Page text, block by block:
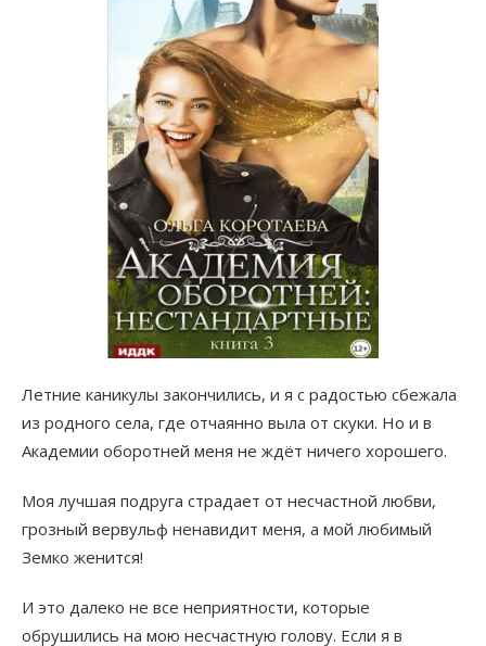
Летние каникулы закончились, и я с радостью сбежала
из родного села, где отчаянно выла от скуки. Но и в
Академии оборотней меня не ждёт ничего хорошего.
Моя лучшая подруга страдает от несчастной любви,
грозный вервульф ненавидит меня, а мой любимый
Земко женится!
И это далеко не все неприятности, которые
обрушились на мою несчастную голову. Если я в